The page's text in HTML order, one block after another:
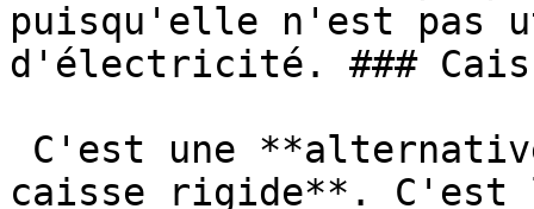
puisqu'elle n'est pas
d'électricité. ###
caisse rigide**.